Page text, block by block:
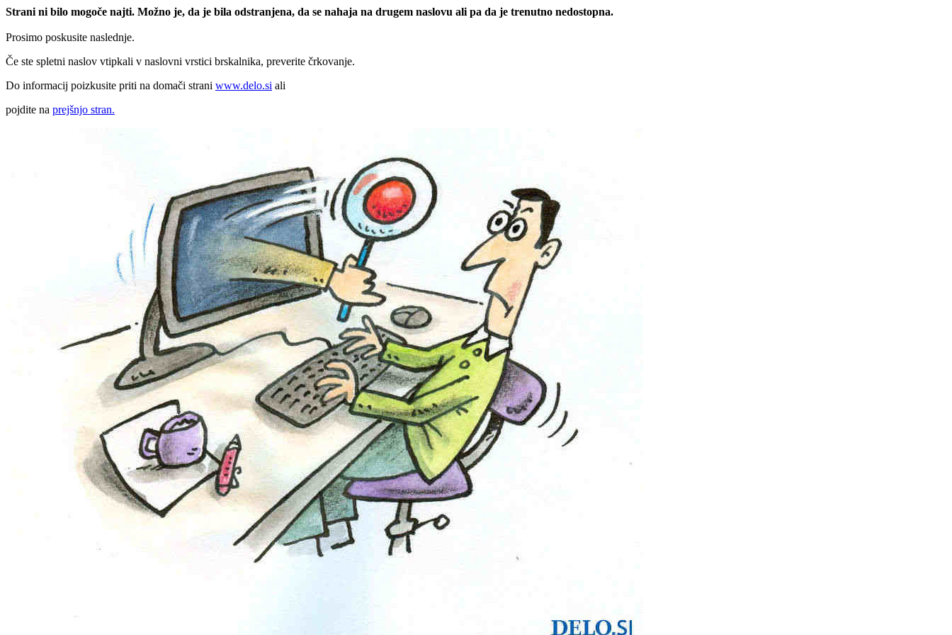
Strani ni bilo mogoče najti. Možno je, da je bila odstranjena, da se nahaja na drugem naslovu ali pa da je trenutno nedostopna.
Prosimo poskusite naslednje.
Če ste spletni naslov vtipkali v naslovni vrstici brskalnika, preverite črkovanje.
Do informacij poizkusite priti na domači strani www.delo.si ali
pojdite na prejšnjo stran.